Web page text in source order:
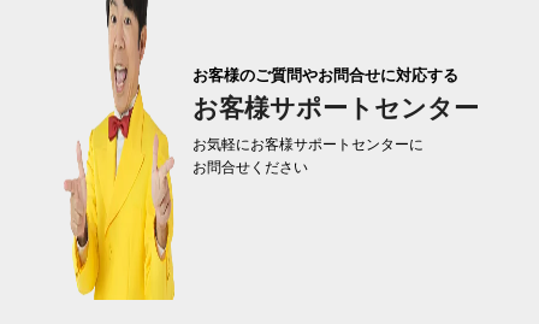
お客様のご質問やお問合せに対応する
お客様サポートセンター
お気軽にお客様サポートセンターに
お問合せください